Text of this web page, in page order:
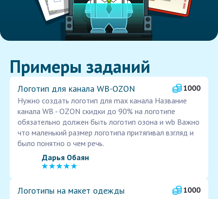
Примеры заданий
Логотип для канала WB‑OZON
1000
Нужно создать логотип для max канала Название
канала WB - OZON скидки до 90% на логотипе
обязательно должен быть логотип озона и wb Важно
что маленький размер логотипа притягивал взгляд и
было понятно о чем речь.
Дарья Обаян
Логотипы на макет одежды
1000